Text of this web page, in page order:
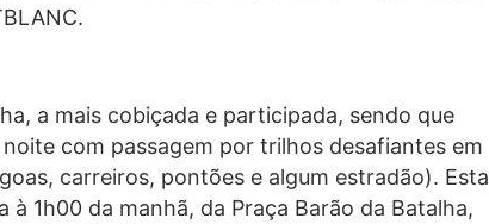
a mais cobiçada e participada, sendo que
com passagem por trilhos desafiantes em
carreiros, pontões e algum estradão). Esta
1h00 da manhã, da Praça Barão da Batalha,